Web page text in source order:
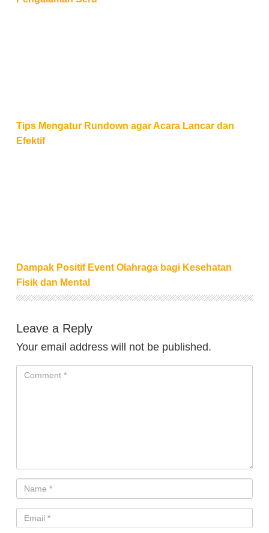
Tips Mengatur Rundown agar Acara Lancar dan
Efektif
Dampak Positif Event Olahraga bagi Kesehatan
Fisik dan Mental
Leave a Reply
Your email address will not be published.